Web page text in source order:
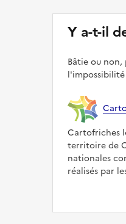
Y a-t-il
Bâtie ou
l'impossibilité
Cartofriches
territoire de
nationales
réalisés par